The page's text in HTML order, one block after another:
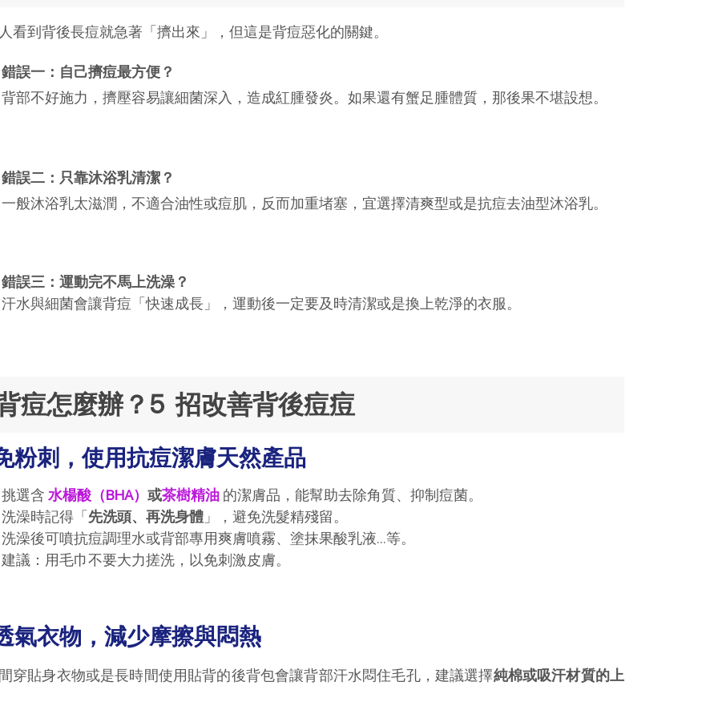
看到背後長痘就急著「擠出來」，但這是背痘惡化的關鍵。
錯誤一：自己擠痘最方便？
背部不好施力，擠壓容易讓細菌深入，造成紅腫發炎。如果還有蟹足腫體質，那後果不堪設想。
錯誤二：只靠沐浴乳清潔？
一般沐浴乳太滋潤，不適合油性或痘肌，反而加重堵塞，宜選擇清爽型或是抗痘去油型沐浴乳。
錯誤三：運動完不馬上洗澡？
汗水與細菌會讓背痘「快速成長」，運動後一定要及時清潔或是換上乾淨的衣服。
痘怎麼辦？5 招改善背後痘痘
粉刺，使用抗痘潔膚天然產品
挑選含 水楊酸（BHA） 或茶樹精油的潔膚品，能幫助去除角質、抑制痘菌。
洗澡時記得「 先洗頭、再洗身體」，避免洗髮精殘留。
洗澡後可噴抗痘調理水或背部專用爽膚噴霧、塗抹果酸乳液…等。
建議：用毛巾不要大力搓洗，以免刺激皮膚。
氣衣物，減少摩擦與悶熱
穿貼身衣物或是長時間使用貼背的後背包會讓背部汗水悶住毛孔，建議選擇純棉或吸汗材質的上